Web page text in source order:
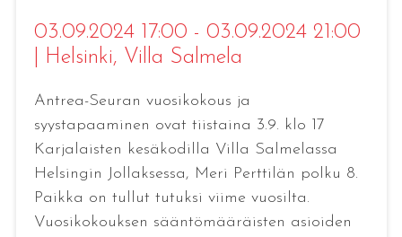
03.09.2024 17:00 - 03.09.2024 21:00
Helsinki, Villa Salmela
Antrea-Seuran vuosikokous ja
syystapaaminen ovat tiistaina 3.9. klo 17
Karjalaisten kesäkodilla Villa Salmelassa
Helsingin Jollaksessa, Meri Perttilän polku 8.
Paikka on tullut tutuksi viime vuosilta.
Vuosikokouksen sääntömääräisten asioiden